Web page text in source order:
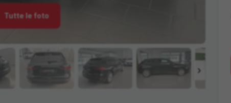
Tutte le foto
›